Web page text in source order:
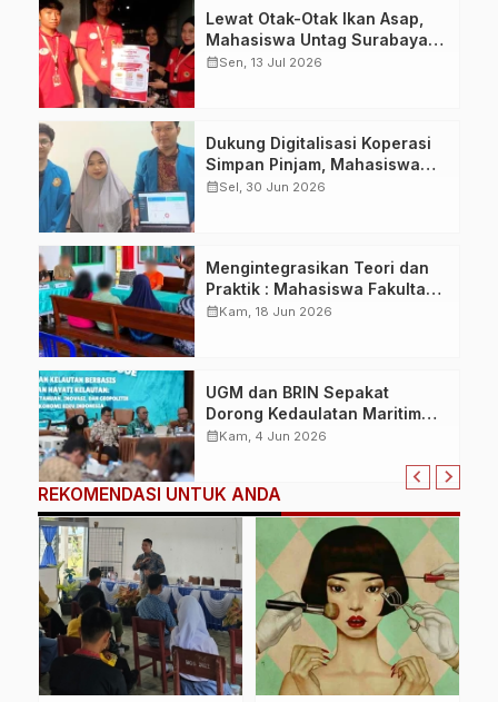
Lewat Otak-Otak Ikan Asap,
Mahasiswa Untag Surabaya
Dongkrak Nilai Jual UMKM di
calendar_monthSen, 13 Jul 2026
Dukung Digitalisasi Koperasi
Simpan Pinjam, Mahasiswa
Universitas Pamulang
New Kospin Jaya
calendar_monthSel, 30 Jun 2026
Mengintegrasikan Teori dan
Praktik : Mahasiswa Fakultas
Hukum UMM Mengikuti
calendar_monthKam, 18 Jun 2026
UGM dan BRIN Sepakat
Dorong Kedaulatan Maritim
Berbasis Pertumbuhan
calendar_monthKam, 4 Jun 2026
REKOMENDASI UNTUK ANDA